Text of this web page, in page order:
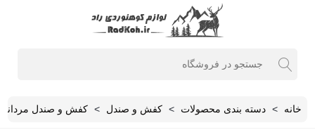
خانه > دسته بندی محصولات > کفش و صندل > کفش و صندل مردانه